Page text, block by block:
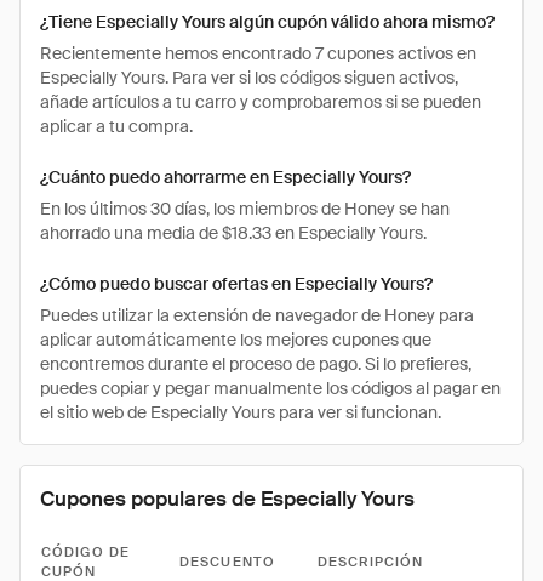
¿Tiene Especially Yours algún cupón válido ahora mismo?
Recientemente hemos encontrado 7 cupones activos en
Especially Yours. Para ver si los códigos siguen activos,
añade artículos a tu carro y comprobaremos si se pueden
aplicar a tu compra.
¿Cuánto puedo ahorrarme en Especially Yours?
En los últimos 30 días, los miembros de Honey se han
ahorrado una media de $18.33 en Especially Yours.
¿Cómo puedo buscar ofertas en Especially Yours?
Puedes utilizar la extensión de navegador de Honey para
aplicar automáticamente los mejores cupones que
encontremos durante el proceso de pago. Si lo prefieres,
puedes copiar y pegar manualmente los códigos al pagar en
el sitio web de Especially Yours para ver si funcionan.
Cupones populares de Especially Yours
CÓDIGO DE
CUPÓN
DESCUENTO DESCRIPCIÓN